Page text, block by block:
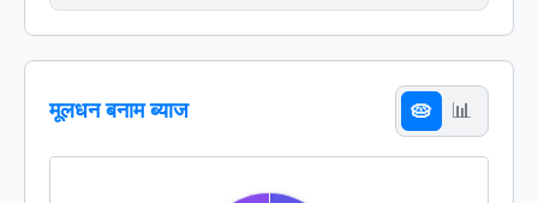
मूलधन बनाम ब्याज 🥧 📊